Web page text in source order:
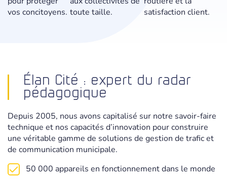
vos concitoyens. toute taille.
satisfaction client.
Élan Cité : expert du radar
pédagogique
Depuis 2005, nous avons capitalisé sur notre savoir-faire
technique et nos capacités d’innovation pour construire
une véritable gamme de solutions de gestion de trafic et
de communication municipale.
50 000 appareils en fonctionnement dans le monde